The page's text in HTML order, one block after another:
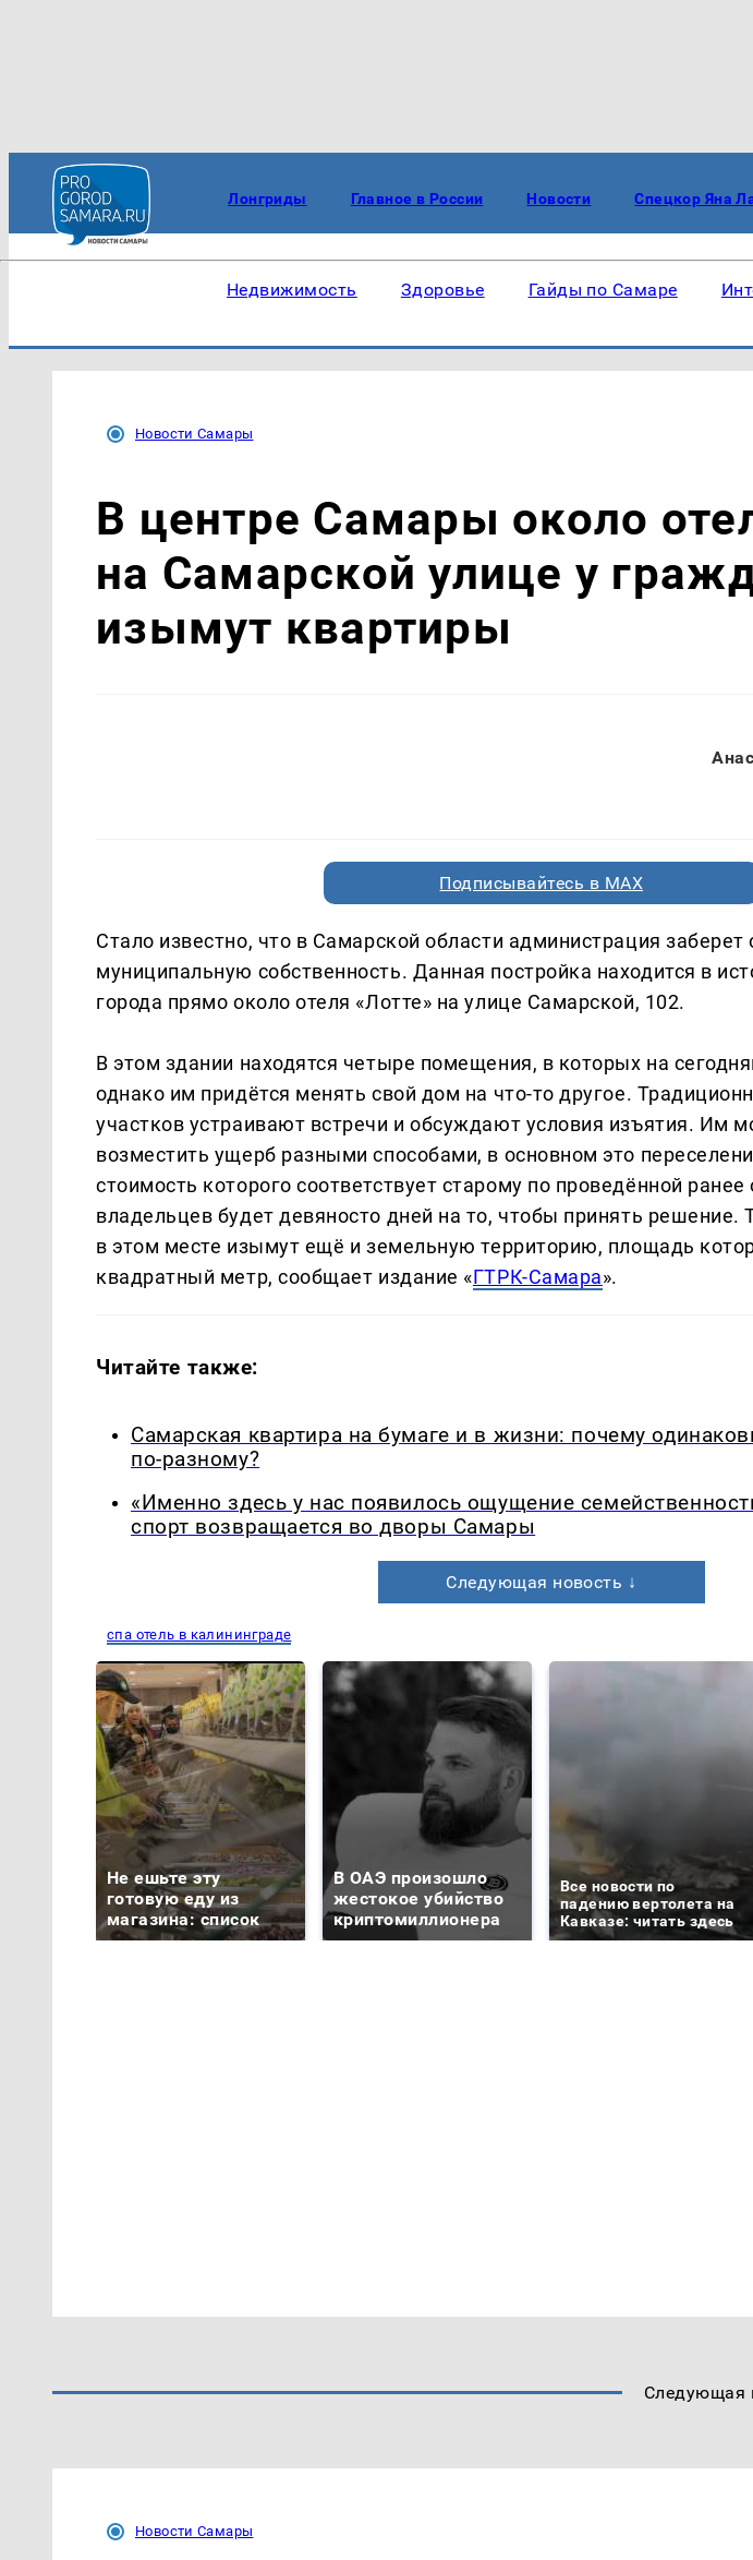
Лонгриды Главное в России Новости Спецкор Яна
Недвижимость Здоровье Гайды по Самаре
Новости Самары
В центре Самары около
на Самарской улице у
изымут квартиры
Подписывайтесь в MAX
Стало известно, что в Самарской области администрация
муниципальную собственность. Данная постройка находится в
города прямо около отеля «Лотте» на улице Самарской, 102.
В этом здании находятся четыре помещения, в которых на
однако им придётся менять свой дом на что-то другое.
участков устраивают встречи и обсуждают условия изъятия. Им
возместить ущерб разными способами, в основном это
стоимость которого соответствует старому по проведённой
владельцев будет девяносто дней на то, чтобы принять решение.
в этом месте изымут ещё и земельную территорию, площадь
квадратный метр, сообщает издание «ГТРК-Самара».
Читайте также:
Самарская квартира на бумаге и в жизни: почему
по-разному?
«Именно здесь у нас появилось ощущение
спорт возвращается во дворы Самары
Следующая новость ↓
спа отель в калининграде
Не ешьте эту
готовую еду из
магазина: список
В ОАЭ произошло
жестокое убийство
криптомиллионера
Все новости по
падению вертолета на
Кавказе: читать здесь
Следующая
Новости Самары